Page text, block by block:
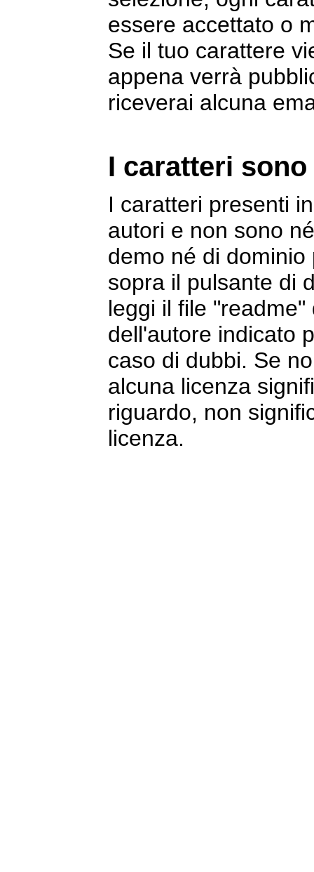
essere accettato o
Se il tuo carattere
appena verrà
riceverai alcuna
I caratteri
I caratteri presenti
autori e non sono
demo né di
sopra il pulsante di
leggi il file
dell'autore indicato
caso di dubbi. Se
alcuna licenza
riguardo, non
licenza.